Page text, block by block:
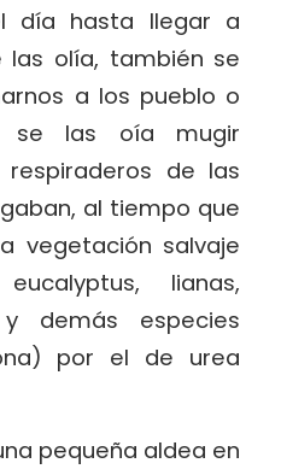
día hasta llegar a
las olía, también se
a los pueblo o
se las oía mugir
de las
al tiempo que
vegetación salvaje
lianas,
demás especies
por el de urea
pequeña aldea en